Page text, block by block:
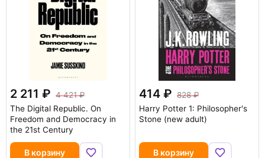
2 211
4 421
The Digital Republic. On
Freedom and Democracy in
the 21st Century
В корзину
414
828
Harry Potter 1: Philosopher's
Stone (new adult)
В корзину